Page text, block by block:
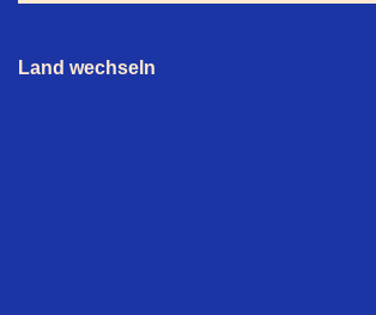
Land wechseln